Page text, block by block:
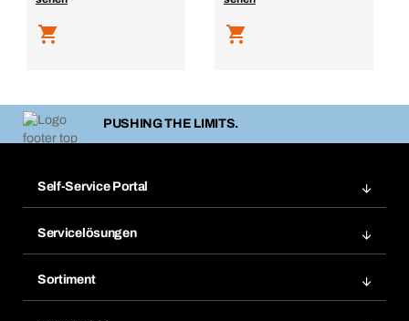
PUSHING THE LIMITS.
Self-Service Portal
Merklisten
Nachbestellung
Servicelösungen
Sortiment